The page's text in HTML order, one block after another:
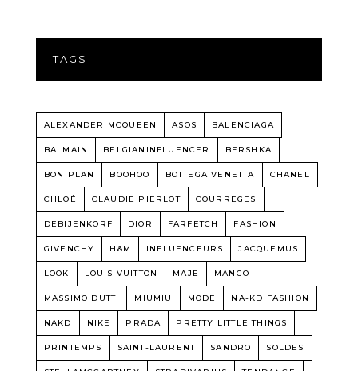
TAGS
ALEXANDER MCQUEEN ASOS BALENCIAGA
BALMAIN BELGIANINFLUENCER BERSHKA
BON PLAN BOOHOO BOTTEGA VENETTA CHANEL
CHLOÉ CLAUDIE PIERLOT COURREGES
DEBIJENKORF DIOR FARFETCH FASHION
GIVENCHY H&M INFLUENCEURS JACQUEMUS
LOOK LOUIS VUITTON MAJE MANGO
MASSIMO DUTTI MIUMIU MODE NA-KD FASHION
NAKD NIKE PRADA PRETTY LITTLE THINGS
PRINTEMPS SAINT-LAURENT SANDRO SOLDES